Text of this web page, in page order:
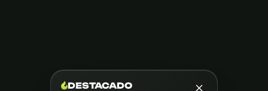
DESTACADO